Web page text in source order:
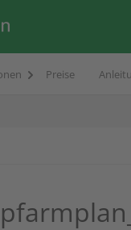
Preise